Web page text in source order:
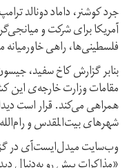
آمریکا برای شرکت و
فلسطینی‌ها، راهی
بنابر گزارش کاخ سفید،
مقامات وزارت خارجه‌ی این
همراهی می‌کند. قرار است
شهرهای بیت‌المقدس و
وب‌سایت میدل‌ایست‌آی در